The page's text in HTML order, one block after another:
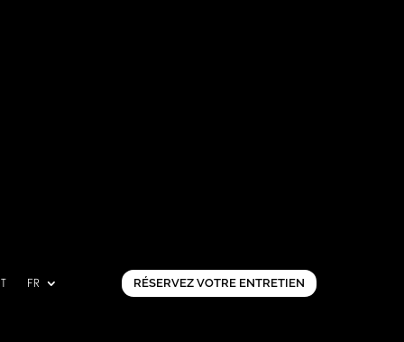
FR RÉSERVEZ VOTRE ENTRETIEN